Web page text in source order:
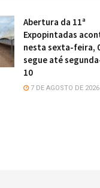
Abertura da 11ª
Expopintadas
nesta sexta-feira,
segue até
10
7 DE AGOSTO DE 2026